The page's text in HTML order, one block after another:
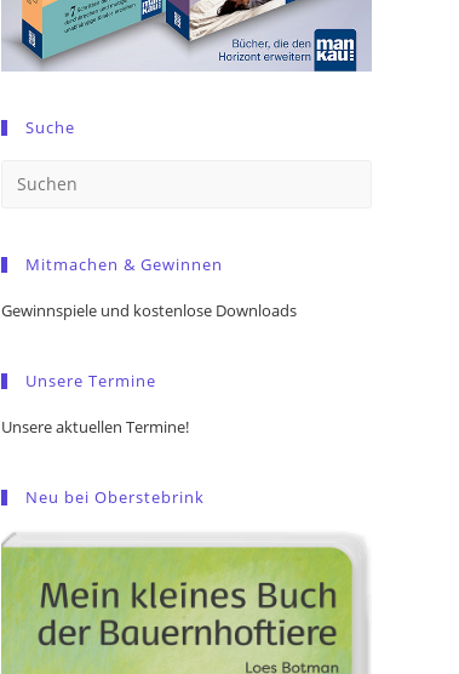
Suche
Mitmachen & Gewinnen
Gewinnspiele und kostenlose Downloads
Unsere Termine
Unsere aktuellen Termine!
Neu bei Oberstebrink